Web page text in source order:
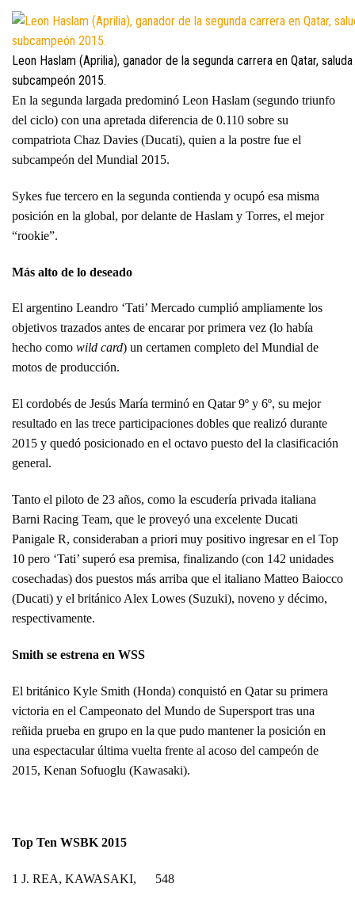
Leon Haslam (Aprilia), ganador de la segunda carrera en Qatar,
subcampeón 2015.
En la segunda largada predominó Leon Haslam (segundo triunfo
del ciclo) con una apretada diferencia de 0.110 sobre su
compatriota Chaz Davies (Ducati), quien a la postre fue el
subcampeón del Mundial 2015.
Sykes fue tercero en la segunda contienda y ocupó esa misma
posición en la global, por delante de Haslam y Torres, el mejor
“rookie”.
Más alto de lo deseado
El argentino Leandro ‘Tati’ Mercado cumplió ampliamente los
objetivos trazados antes de encarar por primera vez (lo había
hecho como wild card) un certamen completo del Mundial de
motos de producción.
El cordobés de Jesús María terminó en Qatar 9º y 6º, su mejor
resultado en las trece participaciones dobles que realizó durante
2015 y quedó posicionado en el octavo puesto del la clasificación
general.
Tanto el piloto de 23 años, como la escudería privada italiana
Barni Racing Team, que le proveyó una excelente Ducati
Panigale R, consideraban a priori muy positivo ingresar en el Top
10 pero ‘Tati’ superó esa premisa, finalizando (con 142 unidades
cosechadas) dos puestos más arriba que el italiano Matteo Baiocco
(Ducati) y el británico Alex Lowes (Suzuki), noveno y décimo,
respectivamente.
Smith se estrena en WSS
El británico Kyle Smith (Honda) conquistó en Qatar su primera
victoria en el Campeonato del Mundo de Supersport tras una
reñida prueba en grupo en la que pudo mantener la posición en
una espectacular última vuelta frente al acoso del campeón de
2015, Kenan Sofuoglu (Kawasaki).
Top Ten WSBK 2015
1 J. REA, KAWASAKI, 548